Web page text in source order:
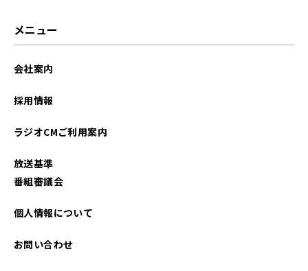
メニュー
会社案内
採用情報
ラジオCMご利用案内
放送基準
番組審議会
個人情報について
お問い合わせ